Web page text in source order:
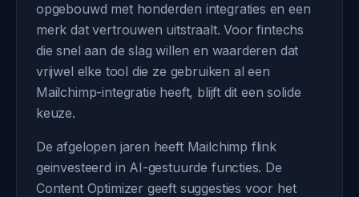
opgebouwd met honderden integraties en een
merk dat vertrouwen uitstraalt. Voor fintechs
die snel aan de slag willen en waarderen dat
vrijwel elke tool die ze gebruiken al een
Mailchimp-integratie heeft, blijft dit een solide
keuze.
De afgelopen jaren heeft Mailchimp flink
geinvesteerd in AI-gestuurde functies. De
Content Optimizer geeft suggesties voor het